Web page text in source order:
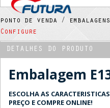
ponto de venda /
Configure
DETALHES DO PRODUTO
Embalagem
ESCOLHA AS
PREÇO E COMPRE ONLINE!